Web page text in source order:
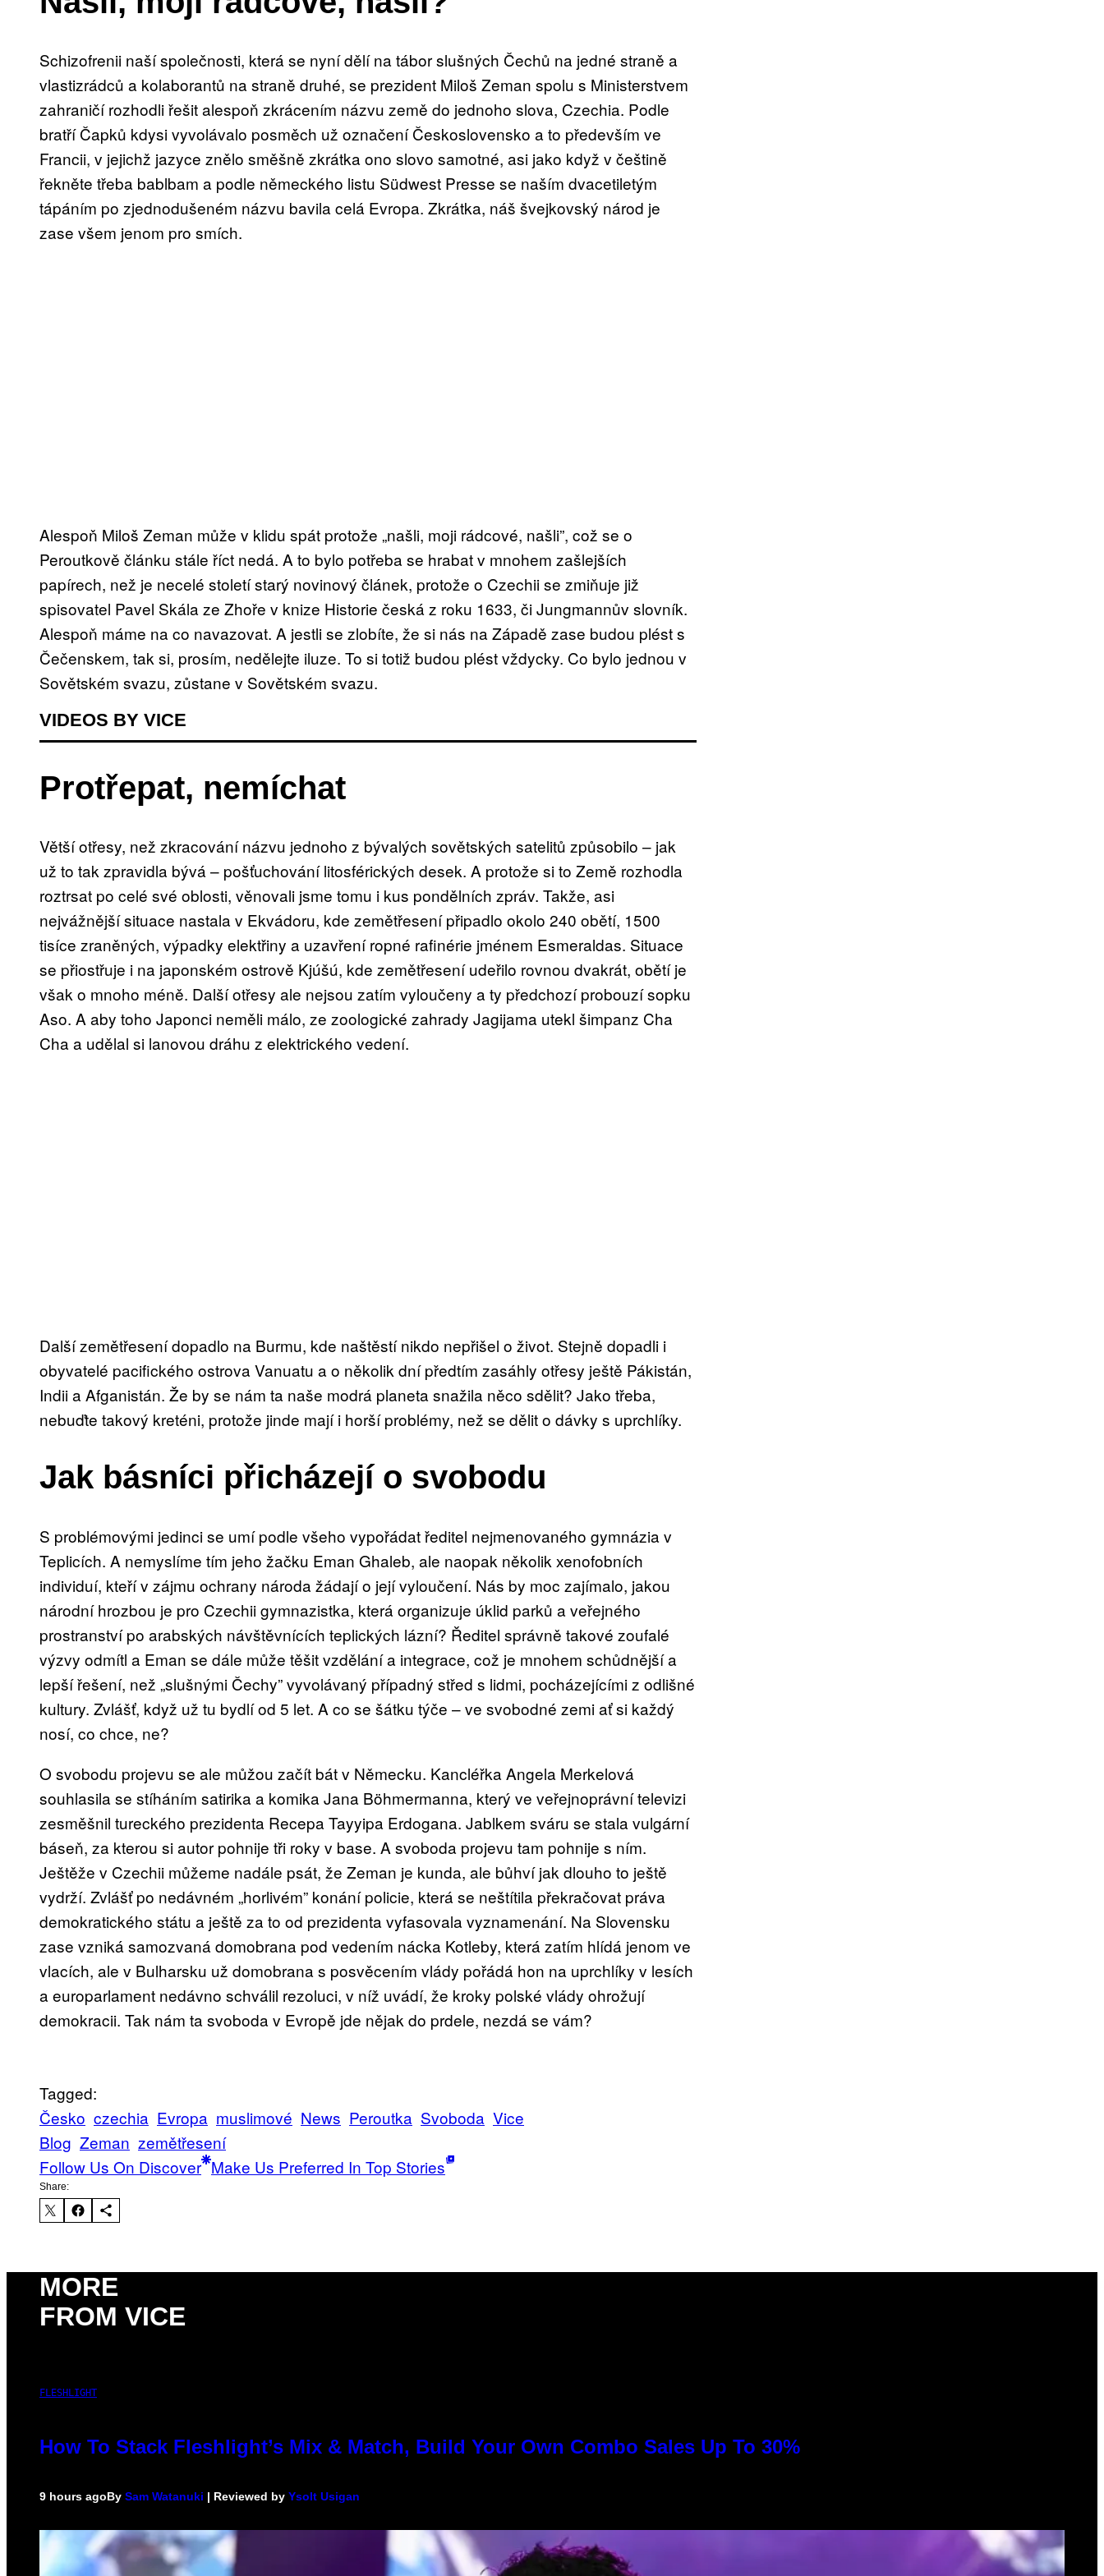
Schizofrenii naší společnosti, která se nyní dělí na tábor slušných Čechů na jedné straně a
vlastizrádců a kolaborantů na straně druhé, se prezident Miloš Zeman spolu s Ministerstvem
zahraničí rozhodli řešit alespoň zkrácením názvu země do jednoho slova, Czechia. Podle
bratří Čapků kdysi vyvolávalo posměch už označení Československo a to především ve
Francii, v jejichž jazyce znělo směšně zkrátka ono slovo samotné, asi jako když v češtině
řekněte třeba bablbam a podle německého listu Südwest Presse se naším dvacetiletým
tápáním po zjednodušeném názvu bavila celá Evropa. Zkrátka, náš švejkovský národ je
zase všem jenom pro smích.
Alespoň Miloš Zeman může v klidu spát protože „našli, moji rádcové, našli”, což se o
Peroutkově článku stále říct nedá. A to bylo potřeba se hrabat v mnohem zašlejších
papírech, než je necelé století starý novinový článek, protože o Czechii se zmiňuje již
spisovatel Pavel Skála ze Zhoře v knize Historie česká z roku 1633, či Jungmannův slovník.
Alespoň máme na co navazovat. A jestli se zlobíte, že si nás na Západě zase budou plést s
Čečenskem, tak si, prosím, nedělejte iluze. To si totiž budou plést vždycky. Co bylo jednou v
Sovětském svazu, zůstane v Sovětském svazu.
VIDEOS BY VICE
Protřepat, nemíchat
Větší otřesy, než zkracování názvu jednoho z bývalých sovětských satelitů způsobilo – jak
už to tak zpravidla bývá – pošťuchování litosférických desek. A protože si to Země rozhodla
roztrsat po celé své oblosti, věnovali jsme tomu i kus pondělních zpráv. Takže, asi
nejvážnější situace nastala v Ekvádoru, kde zemětřesení připadlo okolo 240 obětí, 1500
tisíce zraněných, výpadky elektřiny a uzavření ropné rafinérie jménem Esmeraldas. Situace
se přiostřuje i na japonském ostrově Kjúšú, kde zemětřesení udeřilo rovnou dvakrát, obětí je
však o mnoho méně. Další otřesy ale nejsou zatím vyloučeny a ty předchozí probouzí sopku
Aso. A aby toho Japonci neměli málo, ze zoologické zahrady Jagijama utekl šimpanz Cha
Cha a udělal si lanovou dráhu z elektrického vedení.
Další zemětřesení dopadlo na Burmu, kde naštěstí nikdo nepřišel o život. Stejně dopadli i
obyvatelé pacifického ostrova Vanuatu a o několik dní předtím zasáhly otřesy ještě Pákistán,
Indii a Afganistán. Že by se nám ta naše modrá planeta snažila něco sdělit? Jako třeba,
nebuďte takový kreténi, protože jinde mají i horší problémy, než se dělit o dávky s uprchlíky.
Jak básníci přicházejí o svobodu
S problémovými jedinci se umí podle všeho vypořádat ředitel nejmenovaného gymnázia v
Teplicích. A nemyslíme tím jeho žačku Eman Ghaleb, ale naopak několik xenofobních
individuí, kteří v zájmu ochrany národa žádají o její vyloučení. Nás by moc zajímalo, jakou
národní hrozbou je pro Czechii gymnazistka, která organizuje úklid parků a veřejného
prostranství po arabských návštěvnících teplických lázní? Ředitel správně takové zoufalé
výzvy odmítl a Eman se dále může těšit vzdělání a integrace, což je mnohem schůdnější a
lepší řešení, než „slušnými Čechy” vyvolávaný případný střed s lidmi, pocházejícími z odlišné
kultury. Zvlášť, když už tu bydlí od 5 let. A co se šátku týče – ve svobodné zemi ať si každý
nosí, co chce, ne?
O svobodu projevu se ale můžou začít bát v Německu. Kancléřka Angela Merkelová
souhlasila se stíháním satirika a komika Jana Böhmermanna, který ve veřejnoprávní televizi
zesměšnil tureckého prezidenta Recepa Tayyipa Erdogana. Jablkem sváru se stala vulgární
báseň, za kterou si autor pohnije tři roky v base. A svoboda projevu tam pohnije s ním.
Ještěže v Czechii můžeme nadále psát, že Zeman je kunda, ale bůhví jak dlouho to ještě
vydrží. Zvlášť po nedávném „horlivém” konání policie, která se neštítila překračovat práva
demokratického státu a ještě za to od prezidenta vyfasovala vyznamenání. Na Slovensku
zase vzniká samozvaná domobrana pod vedením nácka Kotleby, která zatím hlídá jenom ve
vlacích, ale v Bulharsku už domobrana s posvěcením vlády pořádá hon na uprchlíky v lesích
a europarlament nedávno schválil rezoluci, v níž uvádí, že kroky polské vlády ohrožují
demokracii. Tak nám ta svoboda v Evropě jde nějak do prdele, nezdá se vám?
Tagged:
Česko czechia Evropa muslimové News Peroutka Svoboda Vice
Blog Zeman zemětřesení
Follow Us On Discover Make Us Preferred In Top Stories
Share:
MORE
FROM VICE
FLESHLIGHT
How To Stack Fleshlight’s Mix & Match, Build Your Own Combo Sales Up To 30%
9 hours agoBy Sam Watanuki | Reviewed by Ysolt Usigan